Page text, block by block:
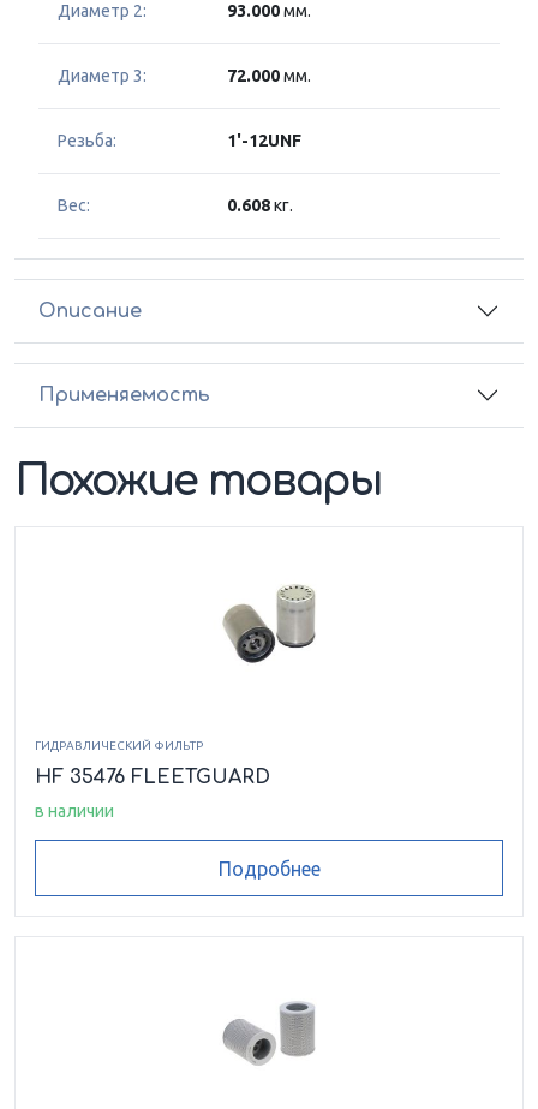
Диаметр 2: 93.000мм.
Диаметр 3: 72.000мм.
Резьба: 1'-12UNF
Вес: 0.608кг.
Описание
Применяемость
Похожие товары
ГИДРАВЛИЧЕСКИЙ ФИЛЬТР
HF 35476 FLEETGUARD
в наличии
Подробнее